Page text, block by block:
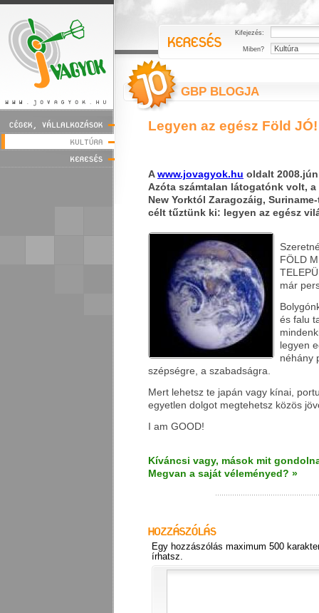
Kifejezés:
Miben?
GBP BLOGJA
Legyen az egész Föld JÓ!
A www.jovagyok.hu oldalt
Azóta számtalan látogatónk volt,
New Yorktól Zaragozáig,
célt tűztünk ki: legyen az egész
FÖLD
már
és falu
legyen
néhány
szépségre, a szabadságra.
Mert lehetsz te japán vagy kínai,
egyetlen dolgot megtehetsz közös
I am GOOD!
Kíváncsi vagy, mások mit
Megvan a saját véleményed? »
Egy hozzászólás maximum 500
írhatsz.